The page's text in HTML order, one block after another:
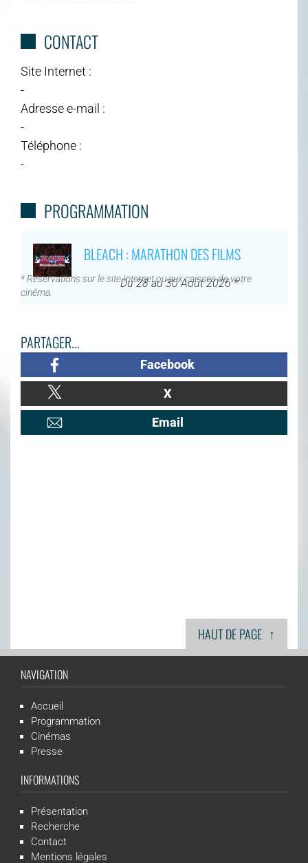
CONTACT
Site Internet :
-
Adresse e-mail :
-
Téléphone :
-
PROGRAMMATION
BLEACH : MARATHON DES FILMS
Du 28 au 30 Août 2026 *
* Réservations sur le site Internet ou aux caisses de votre
cinéma.
PARTAGER...
Facebook
X
Email
HAUT DE PAGE ↑
NAVIGATION
Accueil
Programmation
Cinémas
Presse
INFORMATIONS
Présentation
Recherche
Contact
Mentions légales